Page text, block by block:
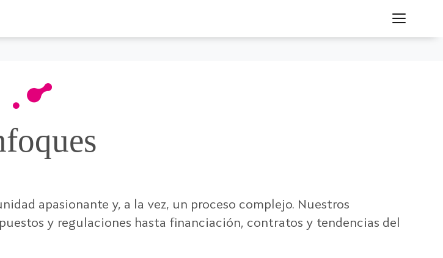
apasionante y, a la vez, un proceso complejo. Nuestros
y regulaciones hasta financiación, contratos y tendencias del